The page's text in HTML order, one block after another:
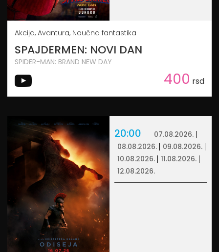
Akcija, Avantura, Naučna fantastika
SPAJDERMEN: NOVI DAN
SPIDER-MAN: BRAND NEW DAY
400 rsd
20:00
07.08.2026.
08.08.2026.
09.08.2026.
10.08.2026.
11.08.2026.
12.08.2026.